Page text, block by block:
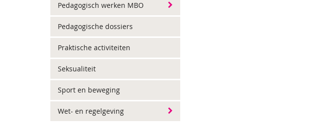
Pedagogisch werken MBO
Pedagogische dossiers
Praktische activiteiten
Seksualiteit
Sport en beweging
Wet- en regelgeving